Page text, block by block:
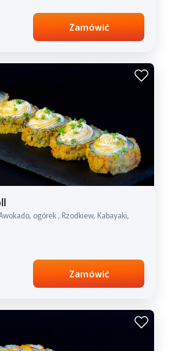
Zamówić
ogórek , Rzodkiew, Kabayaki,
Zamówić